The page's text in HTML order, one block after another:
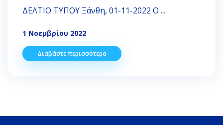
ΔΕΛΤΙΟ ΤΥΠΟΥ Ξάνθη, 01-11-2022 Ο ...
1 Νοεμβρίου 2022
Διαβάστε περισσότερα